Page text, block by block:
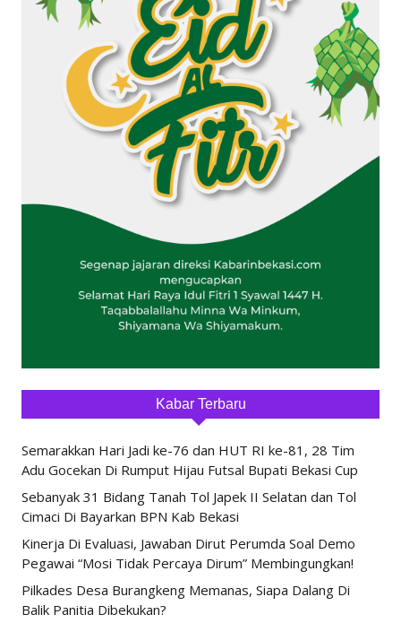
Kabar Terbaru
Semarakkan Hari Jadi ke-76 dan HUT RI ke-81, 28 Tim
Adu Gocekan Di Rumput Hijau Futsal Bupati Bekasi Cup
Sebanyak 31 Bidang Tanah Tol Japek II Selatan dan Tol
Cimaci Di Bayarkan BPN Kab Bekasi
Kinerja Di Evaluasi, Jawaban Dirut Perumda Soal Demo
Pegawai “Mosi Tidak Percaya Dirum” Membingungkan!
Pilkades Desa Burangkeng Memanas, Siapa Dalang Di
Balik Panitia Dibekukan?